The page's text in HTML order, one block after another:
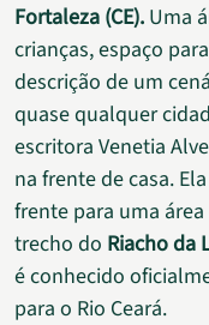
Fortaleza (CE). Uma
crianças, espaço
descrição de um
quase qualquer
escritora Venetia
na frente de casa.
frente para uma
trecho do Riacho da
é conhecido
para o Rio Ceará.